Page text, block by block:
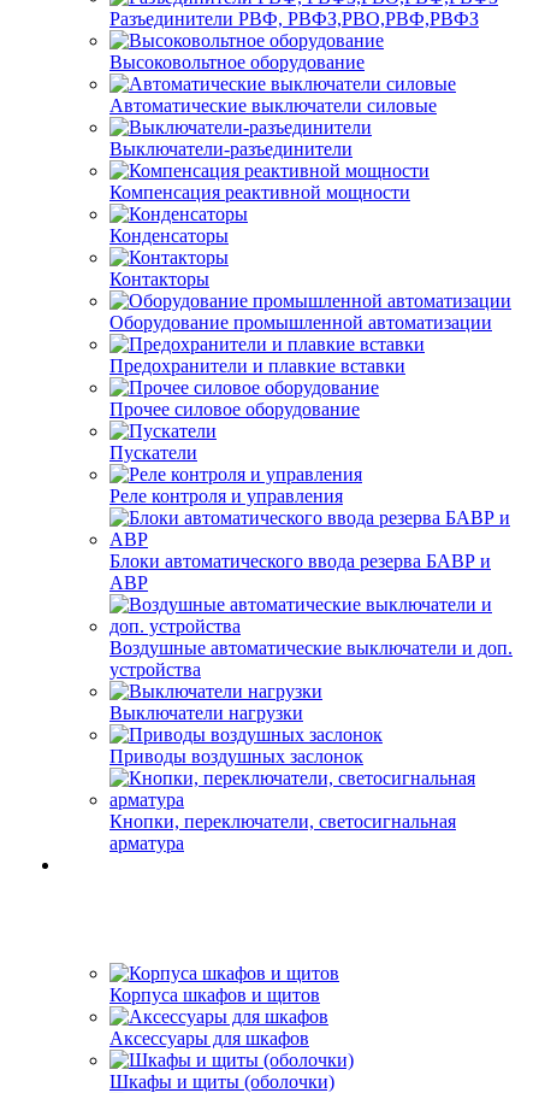
Разъединители РВФ, РВФЗ,РВО,РВФ,РВФЗ
Высоковольтное оборудование
Автоматические выключатели cиловые
Выключатели-разъединители
Компенсация реактивной мощности
Конденсаторы
Контакторы
Оборудование промышленной автоматизации
Предохранители и плавкие вставки
Прочее силовое оборудование
Пускатели
Реле контроля и управления
Блоки автоматического ввода резерва БАВР и
АВР
Воздушные автоматические выключатели и доп.
устройства
Выключатели нагрузки
Приводы воздушных заслонок
Кнопки, переключатели, светосигнальная
арматура
Корпуса шкафов и щитов
Аксессуары для шкафов
Шкафы и щиты (оболочки)